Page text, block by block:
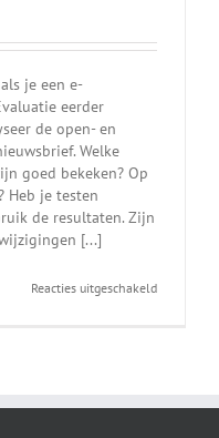
je een e-
eerder
de open- en
Welke
goed bekeken? Op
Heb je testen
de resultaten. Zijn
[...]
Reacties uitgeschakeldvoor